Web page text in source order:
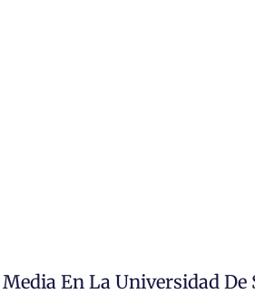
Media En La Universidad De